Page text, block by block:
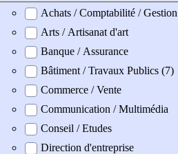
Domaine professionel
Achats / Comptabilité / Gestion
Arts / Artisanat d'art
Banque / Assurance
Bâtiment / Travaux Publics (7)
Commerce / Vente
Communication / Multimédia
Conseil / Etudes
Direction d'entreprise